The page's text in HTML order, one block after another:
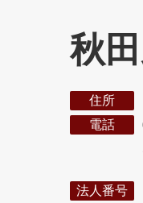
秋
住所
電話
法人番号